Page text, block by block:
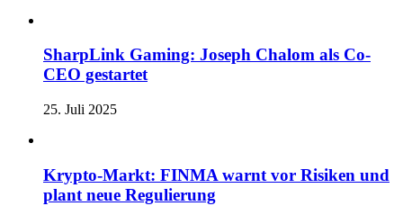
SharpLink Gaming: Joseph Chalom als Co-
CEO gestartet
25. Juli 2025
Krypto-Markt: FINMA warnt vor Risiken und
plant neue Regulierung